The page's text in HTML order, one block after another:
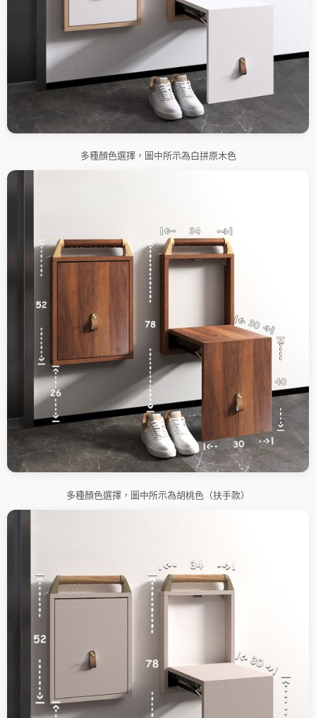
多種顏色選擇，圖中所示為白拼原木色
多種顏色選擇，圖中所示為胡桃色（扶手款）